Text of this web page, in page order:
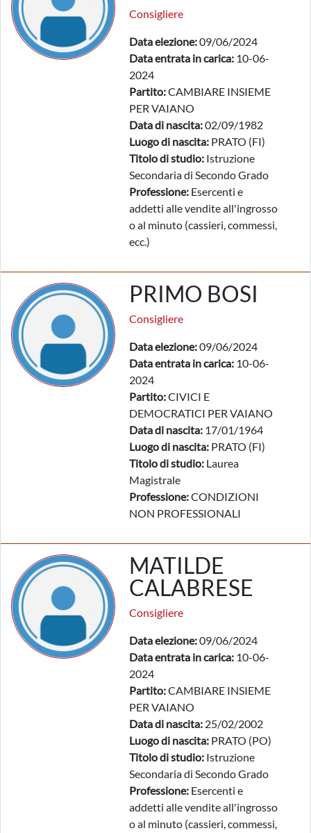
Consigliere
Data elezione:09/06/2024
Data entrata in carica: 10-06-
2024
Partito:CAMBIARE INSIEME
PER VAIANO
Data di nascita:02/09/1982
Luogo di nascita: PRATO (FI)
Titolo di studio: Istruzione
Secondaria di Secondo Grado
Professione: Esercenti e
addetti alle vendite all'ingrosso
o al minuto (cassieri, commessi,
ecc.)
PRIMO BOSI
Consigliere
Data elezione:09/06/2024
Data entrata in carica: 10-06-
2024
Partito:CIVICI E
DEMOCRATICI PER VAIANO
Data di nascita: 17/01/1964
Luogo di nascita: PRATO (FI)
Titolo di studio: Laurea
Magistrale
Professione:CONDIZIONI
NON PROFESSIONALI
MATILDE
CALABRESE
Consigliere
Data elezione:09/06/2024
Data entrata in carica: 10-06-
2024
Partito:CAMBIARE INSIEME
PER VAIANO
Data di nascita: 25/02/2002
Luogo di nascita: PRATO (PO)
Titolo di studio: Istruzione
Secondaria di Secondo Grado
Professione: Esercenti e
addetti alle vendite all'ingrosso
o al minuto (cassieri, commessi,